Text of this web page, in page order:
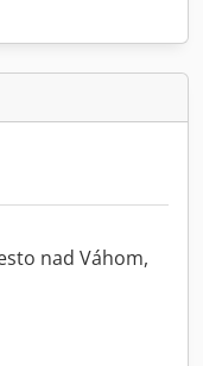
nad Váhom,